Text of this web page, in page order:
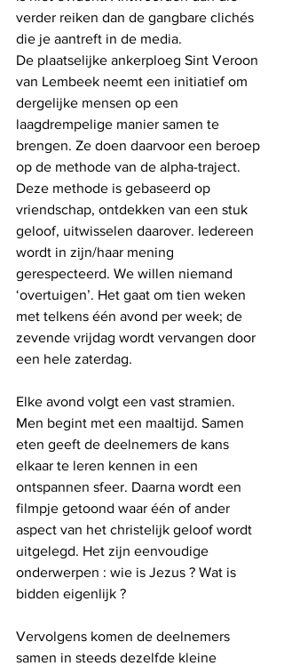
verder reiken dan de gangbare clichés
die je aantreft in de media.
De plaatselijke ankerploeg Sint Veroon
van Lembeek neemt een initiatief om
dergelijke mensen op een
laagdrempelige manier samen te
brengen. Ze doen daarvoor een beroep
op de methode van de alpha-traject.
Deze methode is gebaseerd op
vriendschap, ontdekken van een stuk
geloof, uitwisselen daarover. Iedereen
wordt in zijn/haar mening
gerespecteerd. We willen niemand
‘overtuigen’. Het gaat om tien weken
met telkens één avond per week; de
zevende vrijdag wordt vervangen door
een hele zaterdag.
Elke avond volgt een vast stramien.
Men begint met een maaltijd. Samen
eten geeft de deelnemers de kans
elkaar te leren kennen in een
ontspannen sfeer. Daarna wordt een
filmpje getoond waar één of ander
aspect van het christelijk geloof wordt
uitgelegd. Het zijn eenvoudige
onderwerpen : wie is Jezus ? Wat is
bidden eigenlijk ?
Vervolgens komen de deelnemers
samen in steeds dezelfde kleine